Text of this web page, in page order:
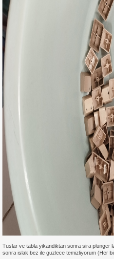
Tuslar ve tabla yikandiktan sonra sira plunger
sonra islak bez ile guzlece temizliyorum (Her